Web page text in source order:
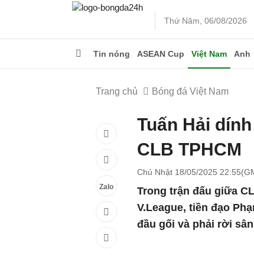
Thứ Năm, 06/08/2026
Tin nóng ASEAN Cup Việt Nam Anh
Trang chủ Bóng đá Việt Nam
Zalo
Tuấn Hải
CLB TPHCM
Chủ Nhật 18/05/2025
Trong trận đấu giữa
V.League, tiền đạo
đầu gối và phải rời